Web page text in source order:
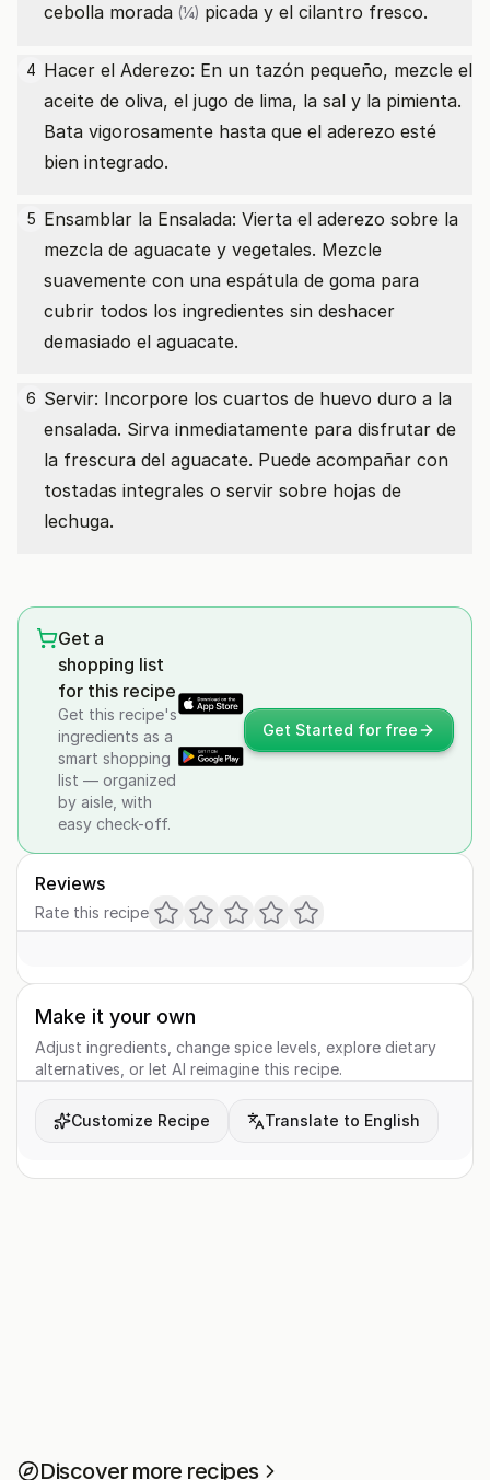
cebolla morada (¼) picada y el cilantro fresco.
4 Hacer el Aderezo: En un tazón pequeño, mezcle el
aceite de oliva, el jugo de lima, la sal y la pimienta.
Bata vigorosamente hasta que el aderezo esté
bien integrado.
5 Ensamblar la Ensalada: Vierta el aderezo sobre la
mezcla de aguacate y vegetales. Mezcle
suavemente con una espátula de goma para
cubrir todos los ingredientes sin deshacer
demasiado el aguacate.
6 Servir: Incorpore los cuartos de huevo duro a la
ensalada. Sirva inmediatamente para disfrutar de
la frescura del aguacate. Puede acompañar con
tostadas integrales o servir sobre hojas de
lechuga.
Get a
shopping list
for this recipe
Get this recipe's
ingredients as a
smart shopping
list — organized
by aisle, with
easy check-off.
Get Started for free
Reviews
Rate this recipe
Make it your own
Adjust ingredients, change spice levels, explore dietary
alternatives, or let AI reimagine this recipe.
Customize Recipe Translate to English
Discover more recipes